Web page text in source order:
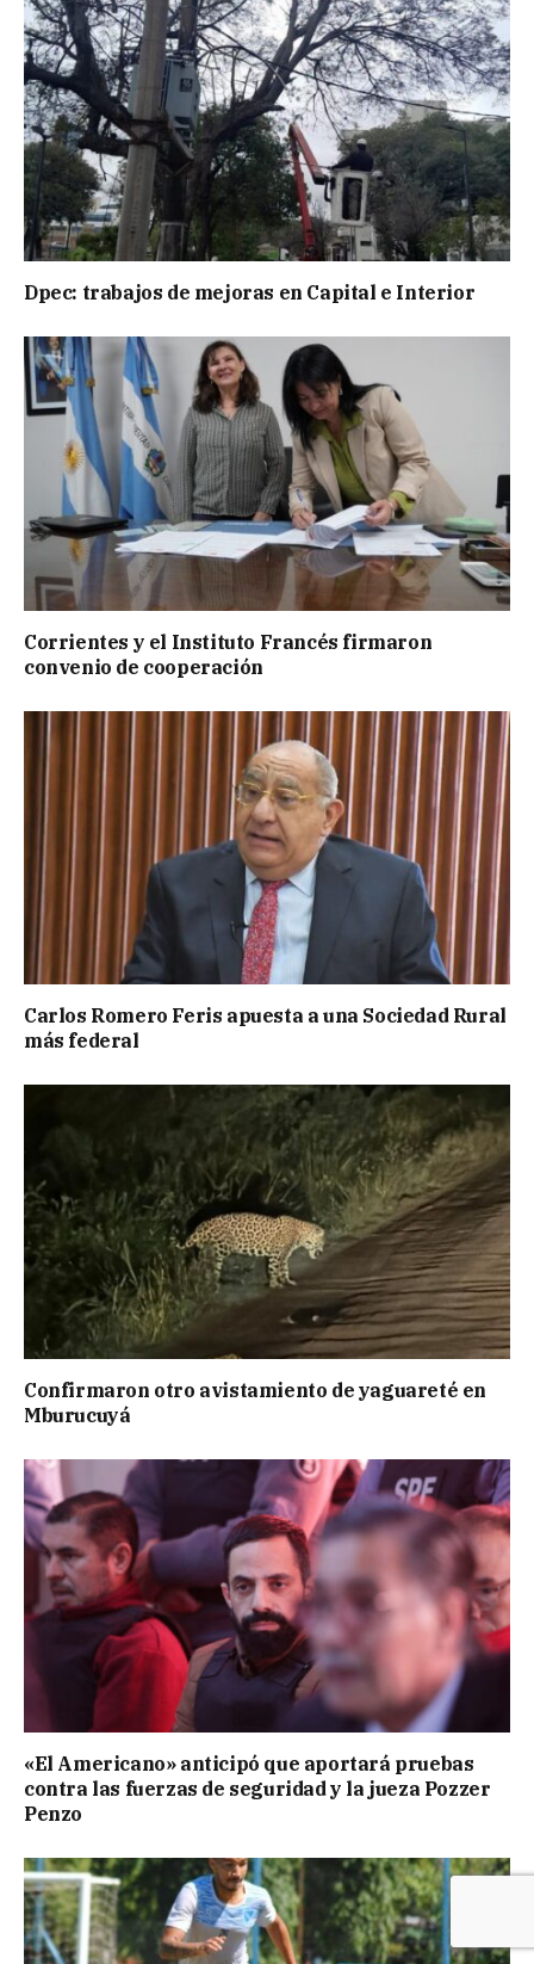
Dpec: trabajos de mejoras en Capital e Interior
Corrientes y el Instituto Francés firmaron
convenio de cooperación
Carlos Romero Feris apuesta a una Sociedad Rural
más federal
Confirmaron otro avistamiento de yaguareté en
Mburucuyá
«El Americano» anticipó que aportará pruebas
contra las fuerzas de seguridad y la jueza Pozzer
Penzo